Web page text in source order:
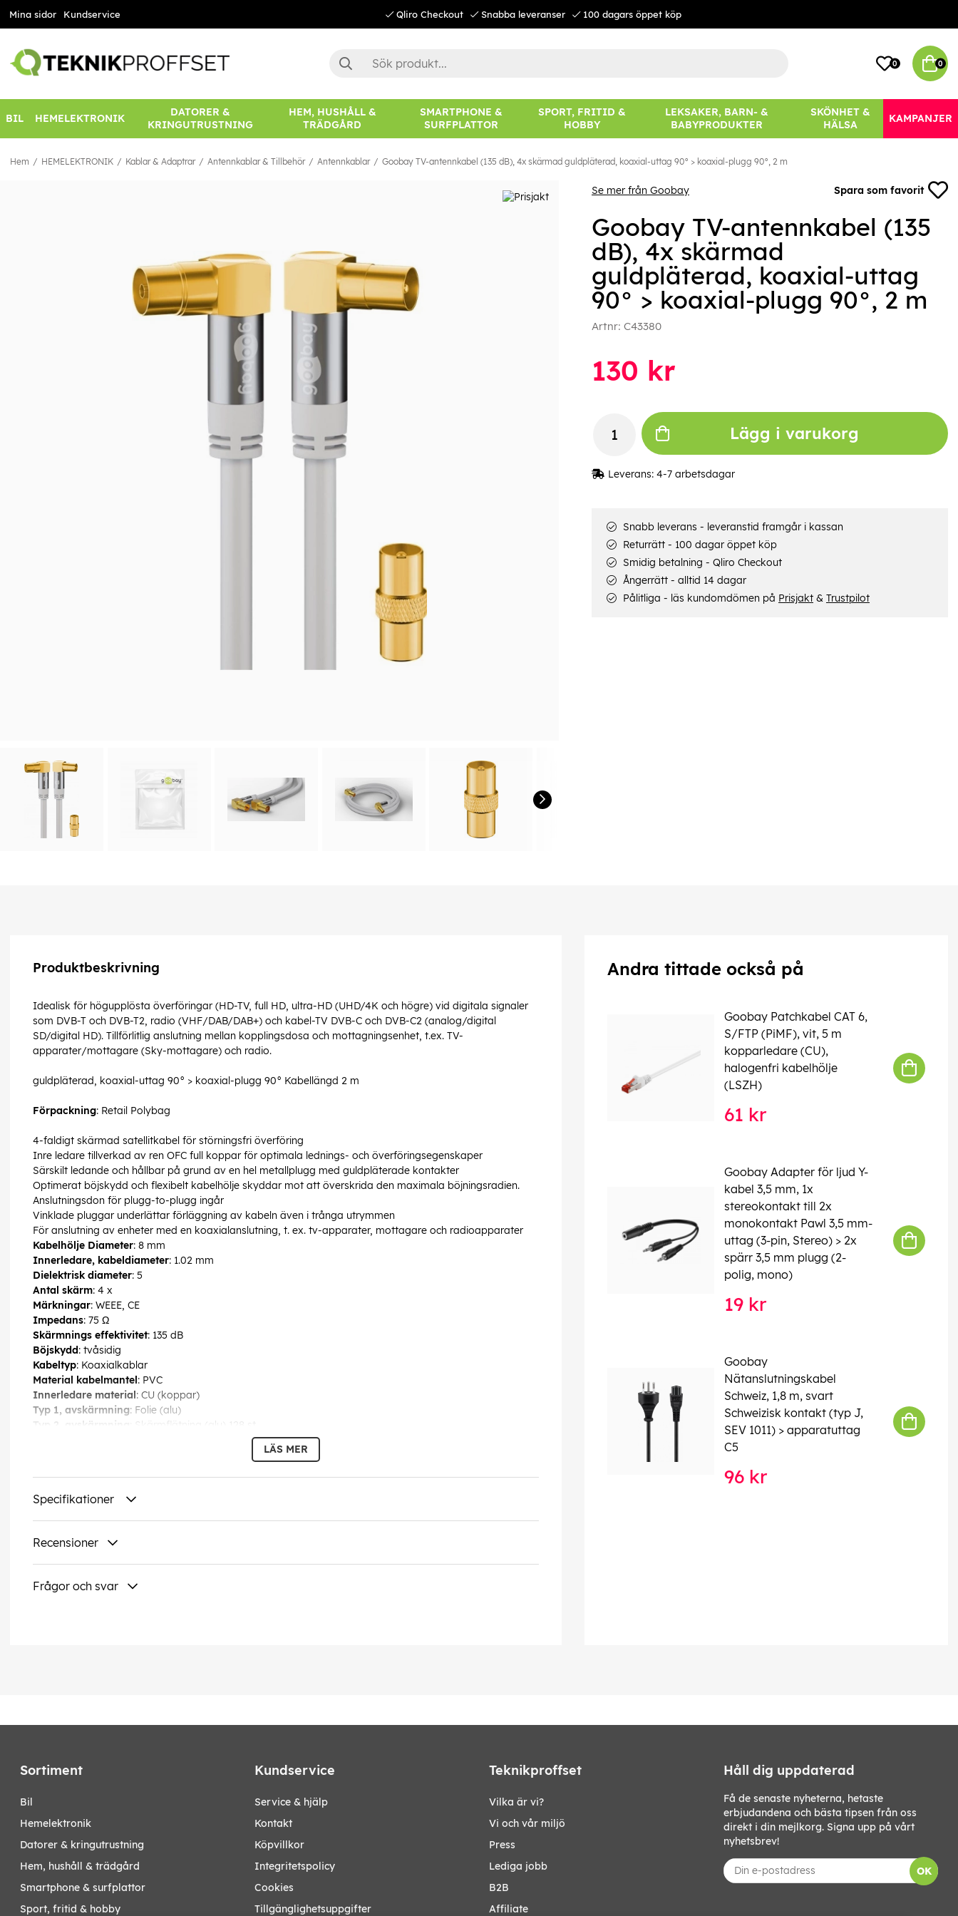
Mina sidor Kundservice Qliro Checkout Snabba leveranser 100 dagars öppet köp
0 0
BIL HEMELEKTRONIK
DATORER &
KRINGUTRUSTNING
HEM, HUSHÅLL &
TRÄDGÅRD
SMARTPHONE &
SURFPLATTOR
SPORT, FRITID &
HOBBY
LEKSAKER, BARN- &
BABYPRODUKTER
SKÖNHET &
HÄLSA
KAMPANJER
Hem HEMELEKTRONIK Kablar & Adaptrar Antennkablar & Tillbehör Antennkablar Goobay TV-antennkabel (135 dB), 4x skärmad guldpläterad, koaxial-uttag 90° > koaxial-plugg 90°, 2 m
Se mer från Goobay Spara som favorit
Goobay TV-antennkabel (135
dB), 4x skärmad
guldpläterad, koaxial-uttag
90° > koaxial-plugg 90°, 2 m
Artnr: C43380
130 kr
Lägg i varukorg
Leverans: 4-7 arbetsdagar
Snabb leverans - leveranstid framgår i kassan
Returrätt - 100 dagar öppet köp
Smidig betalning - Qliro Checkout
Ångerrätt - alltid 14 dagar
Pålitliga - läs kundomdömen på Prisjakt& Trustpilot
Produktbeskrivning
Idealisk för högupplösta överföringar (HD-TV, full HD, ultra-HD (UHD/4K och högre) vid digitala signaler
som DVB-T och DVB-T2, radio (VHF/DAB/DAB+) och kabel-TV DVB-C och DVB-C2 (analog/digital
SD/digital HD). Tillförlitlig anslutning mellan kopplingsdosa och mottagningsenhet, t.ex. TV-
apparater/mottagare (Sky-mottagare) och radio.
guldpläterad, koaxial-uttag 90° > koaxial-plugg 90° Kabellängd 2 m
Förpackning: Retail Polybag
4-faldigt skärmad satellitkabel för störningsfri överföring
Inre ledare tillverkad av ren OFC full koppar för optimala lednings- och överföringsegenskaper
Särskilt ledande och hållbar på grund av en hel metallplugg med guldpläterade kontakter
Optimerat böjskydd och flexibelt kabelhölje skyddar mot att överskrida den maximala böjningsradien.
Anslutningsdon för plugg-to-plugg ingår
Vinklade pluggar underlättar förläggning av kabeln även i trånga utrymmen
För anslutning av enheter med en koaxialanslutning, t. ex. tv-apparater, mottagare och radioapparater
Kabelhölje Diameter: 8 mm
Innerledare, kabeldiameter: 1.02 mm
Dielektrisk diameter: 5
Antal skärm: 4 x
Märkningar: WEEE, CE
Impedans: 75 Ω
Skärmnings effektivitet: 135 dB
Böjskydd: tvåsidig
Kabeltyp: Koaxialkablar
Material kabelmantel: PVC
Innerledare material: CU (koppar)
Typ 1, avskärmning: Folie (alu)
Typ 2, avskärmning
: Skärmflätning (alu) 128 st.
LÄS MER
Specifikationer
Recensioner
Frågor och svar
Andra tittade också på
Goobay Patchkabel CAT 6,
S/FTP (PiMF), vit, 5 m
kopparledare (CU),
halogenfri kabelhölje
(LSZH)
61 kr
Goobay Adapter för ljud Y-
kabel 3,5 mm, 1x
stereokontakt till 2x
monokontakt Pawl 3,5 mm-
uttag (3-pin, Stereo) > 2x
spärr 3,5 mm plugg (2-
polig, mono)
19 kr
Goobay
Nätanslutningskabel
Schweiz, 1,8 m, svart
Schweizisk kontakt (typ J,
SEV 1011) > apparatuttag
C5
96 kr
Sortiment
bil
hemelektronik
datorer & kringutrustning
hem, hushåll & trädgård
smartphone & surfplattor
sport, fritid & hobby
Kundservice
Service & hjälp
Kontakt
Köpvillkor
Integritetspolicy
Cookies
Tillgänglighetsuppgifter
Teknikproffset
Vilka är vi?
Vi och vår miljö
Press
Lediga jobb
B2B
Affiliate
Håll dig uppdaterad
Få de senaste nyheterna, hetaste
erbjudandena och bästa tipsen från oss
direkt i din mejlkorg. Signa upp på vårt
nyhetsbrev!
OK